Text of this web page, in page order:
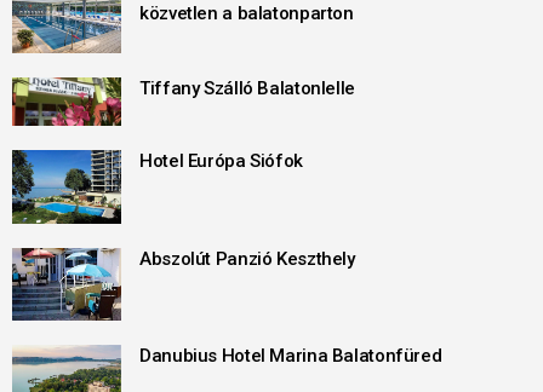
közvetlen a balatonparton
Tiffany Szálló Balatonlelle
Hotel Európa Siófok
Abszolút Panzió Keszthely
Danubius Hotel Marina Balatonfüred